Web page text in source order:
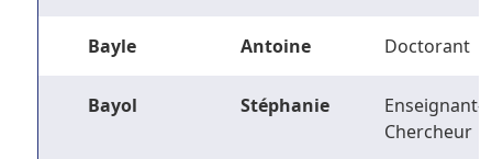
Bayle Antoine Doctorant
Bayol Stéphanie
Enseignant-
Chercheur